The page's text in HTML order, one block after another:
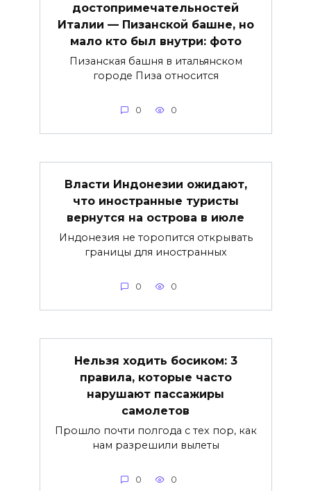
достопримечательностей
Италии — Пизанской башне, но
мало кто был внутри: фото
Пизанская башня в итальянском
городе Пиза относится
0 0
Власти Индонезии ожидают,
что иностранные туристы
вернутся на острова в июле
Индонезия не торопится открывать
границы для иностранных
0 0
Нельзя ходить босиком: 3
правила, которые часто
нарушают пассажиры
самолетов
Прошло почти полгода с тех пор, как
нам разрешили вылеты
0 0